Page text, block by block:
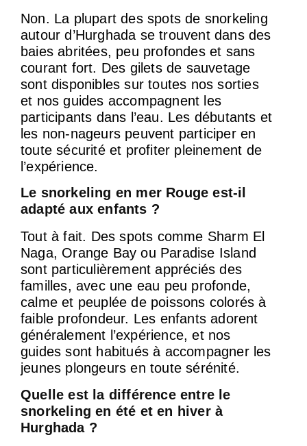
Non. La plupart des spots de snorkeling
autour d’Hurghada se trouvent dans des
baies abritées, peu profondes et sans
courant fort. Des gilets de sauvetage
sont disponibles sur toutes nos sorties
et nos guides accompagnent les
participants dans l’eau. Les débutants et
les non-nageurs peuvent participer en
toute sécurité et profiter pleinement de
l’expérience.
Le snorkeling en mer Rouge est-il
adapté aux enfants ?
Tout à fait. Des spots comme Sharm El
Naga, Orange Bay ou Paradise Island
sont particulièrement appréciés des
familles, avec une eau peu profonde,
calme et peuplée de poissons colorés à
faible profondeur. Les enfants adorent
généralement l’expérience, et nos
guides sont habitués à accompagner les
jeunes plongeurs en toute sérénité.
Quelle est la différence entre le
snorkeling en été et en hiver à
Hurghada ?